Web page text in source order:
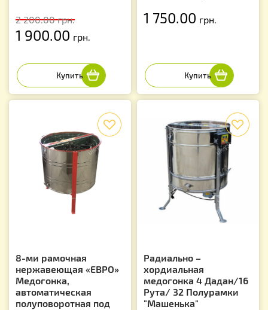
2 200.00грн.
1 900.00 грн.
1 750.00 грн.
8-ми рамочная
нержавеющая «ЕВРО»
Медогонка,
автоматическая
полуповоротная под
Радиально –
хордиальная
медогонка 4 Дадан/16
Рута/ 32 Полурамки
"Машенька"